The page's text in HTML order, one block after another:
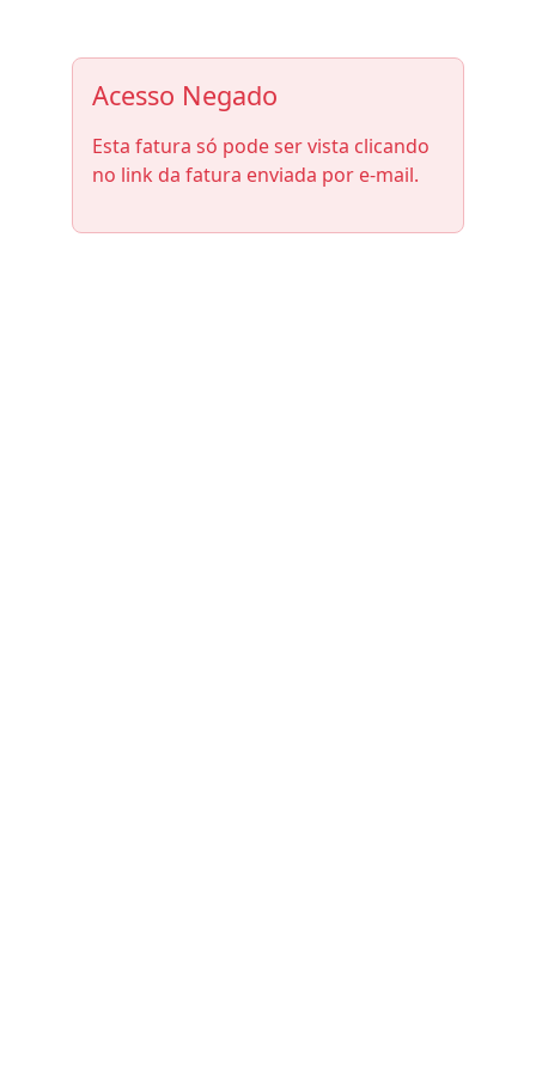
Acesso Negado
Esta fatura só pode ser vista clicando
no link da fatura enviada por e-mail.